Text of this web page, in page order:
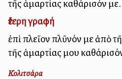
τῆς ἁμαρτίας καθάρισόν με.
ἔτερη γραφή
ἐπὶ πλεῖον πλῦνόν με ἀπὸ
τῆς ἁμαρτίας μου
Κολιτσάρα